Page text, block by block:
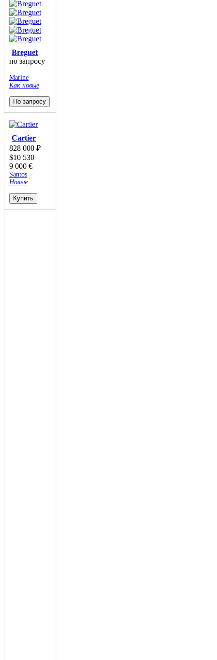
Breguet
по запросу
Marine
Как новые
По запросу
Cartier
828 000 ₽
$10 530
9 000 €
Santos
Новые
Купить